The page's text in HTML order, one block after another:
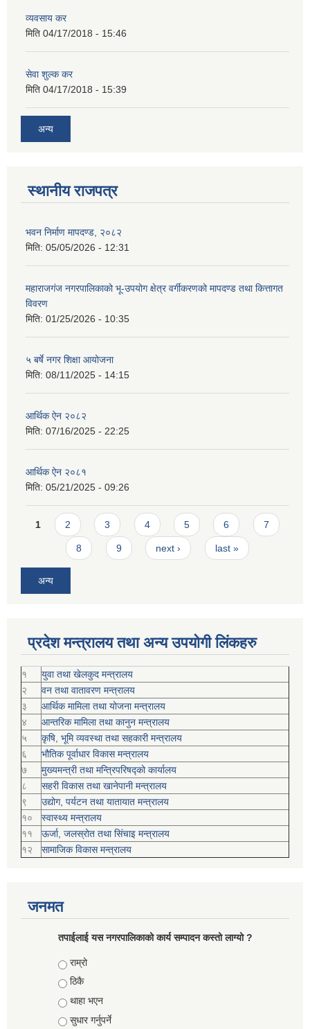
व्यवसाय कर
मिति 04/17/2018 - 15:46
सेवा शुल्क कर
मिति 04/17/2018 - 15:39
अन्य
स्थानीय राजपत्र
भवन निर्माण मापदण्ड, २०८२
मिति: 05/05/2026 - 12:31
महाराजगंज नगरपालिकाको भू-उपयोग क्षेत्र वर्गीकरणको मापदण्ड तथा कित्तागत
विवरण
मिति: 01/25/2026 - 10:35
५ बर्षे नगर शिक्षा आयोजना
मिति: 08/11/2025 - 14:15
आर्थिक ऐन २०८२
मिति: 07/16/2025 - 22:25
आर्थिक ऐन २०८१
मिति: 05/21/2025 - 09:26
Pages
1 2 3 4 5 6 7
8 9 next › last »
अन्य
प्रदेश मन्त्रालय तथा अन्य उपयोगी लिंकहरु
१
युवा तथा खेलकुद मन्त्रालय
२
वन तथा वातावरण मन्त्रालय
३
आर्थिक मामिला तथा योजना मन्त्रालय
४
आन्तरिक मामिला तथा कानुन मन्त्रालय
५
कृषि, भूमि व्यवस्था तथा सहकारी मन्त्रालय
६
भौतिक पूर्वाधार विकास मन्त्रालय
७
मुख्यमन्त्री तथा मन्त्रिपरिषद्को कार्यालय
८
सहरी विकास तथा खानेपानी मन्त्रालय
९
उद्योग, पर्यटन तथा यातायात मन्त्रालय
१०
स्वास्थ्य मन्त्रालय
११
ऊर्जा, जलस्रोत तथा सिंचाइ मन्त्रालय
१२
सामाजिक विकास मन्‍‍त्रालय
जनमत
तपाईलाई यस नगरपालिकाको कार्य सम्पादन कस्तो लाग्यो ?
Choices
राम्रो
ठिकै
थाहा भएन
सुधार गर्नुपर्ने